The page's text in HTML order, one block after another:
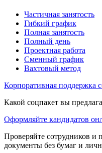
Частичная занятость
Гибкий график
Полная занятость
Полный день
Проектная работа
Сменный график
Вахтовый метод
Корпоративная поддержка
Какой соцпакет вы
Оформляйте кандидатов
Проверяйте сотрудников и
документы без бумаг и